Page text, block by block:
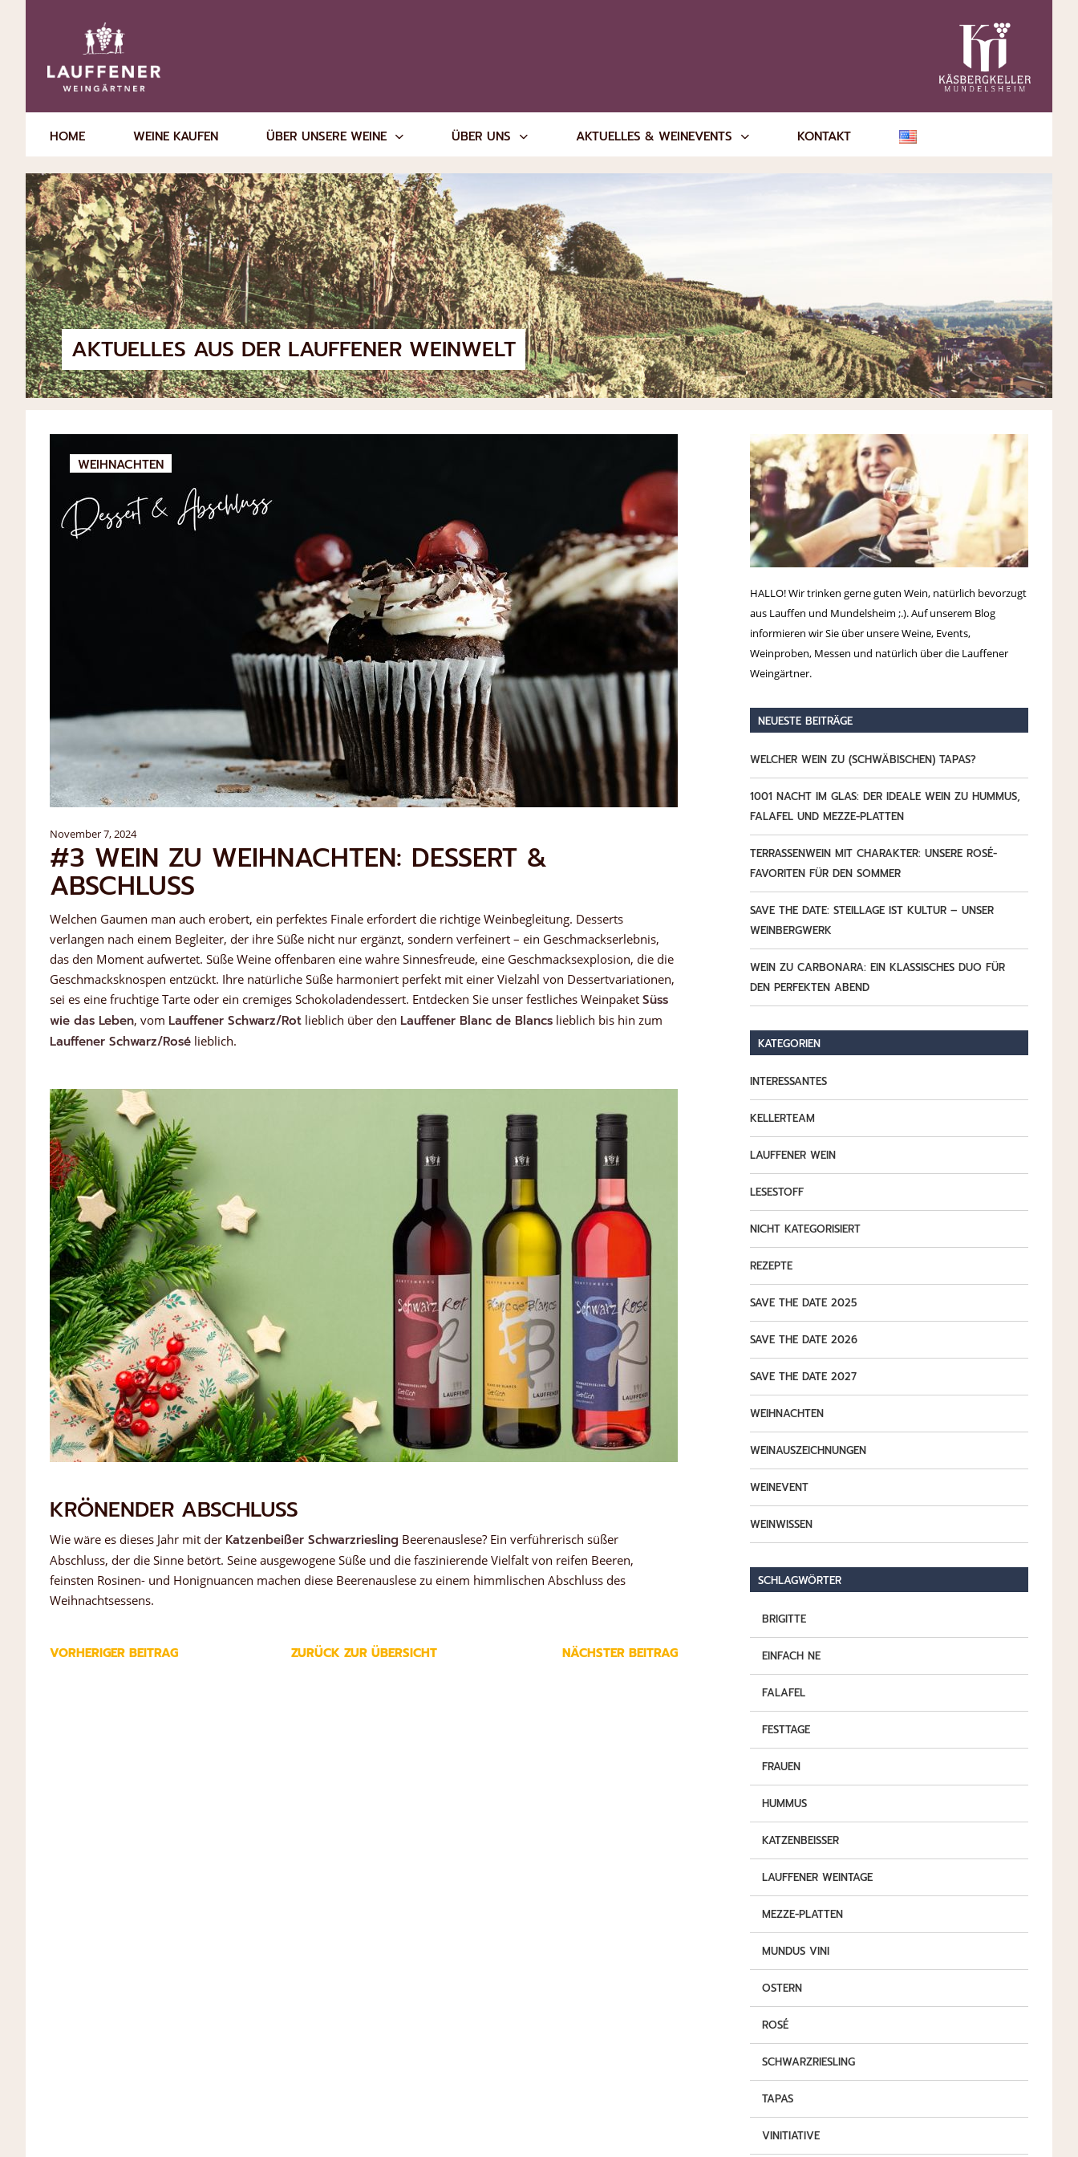
HOME WEINE KAUFEN ÜBER UNSERE WEINE ÜBER UNS AKTUELLES & WEINEVENTS KONTAKT
AKTUELLES AUS DER LAUFFENER WEINWELT
WEIHNACHTEN
November 7, 2024
#3 WEIN ZU WEIHNACHTEN: DESSERT &
ABSCHLUSS
Welchen Gaumen man auch erobert, ein perfektes Finale erfordert die richtige Weinbegleitung. Desserts
verlangen nach einem Begleiter, der ihre Süße nicht nur ergänzt, sondern verfeinert – ein Geschmackserlebnis,
das den Moment aufwertet. Süße Weine offenbaren eine wahre Sinnesfreude, eine Geschmacksexplosion, die die
Geschmacksknospen entzückt. Ihre natürliche Süße harmoniert perfekt mit einer Vielzahl von Dessertvariationen,
sei es eine fruchtige Tarte oder ein cremiges Schokoladendessert. Entdecken Sie unser festliches Weinpaket Süss
wie das Leben, vom Lauffener Schwarz/Rot lieblich über den Lauffener Blanc de Blancs lieblich bis hin zum
Lauffener Schwarz/Rosé lieblich.
KRÖNENDER ABSCHLUSS
Wie wäre es dieses Jahr mit der Katzenbeißer Schwarzriesling Beerenauslese? Ein verführerisch süßer
Abschluss, der die Sinne betört. Seine ausgewogene Süße und die faszinierende Vielfalt von reifen Beeren,
feinsten Rosinen- und Honignuancen machen diese Beerenauslese zu einem himmlischen Abschluss des
Weihnachtsessens.
VORHERIGER BEITRAG ZURÜCK ZUR ÜBERSICHT NÄCHSTER BEITRAG
HALLO! Wir trinken gerne guten Wein, natürlich bevorzugt
aus Lauffen und Mundelsheim ;.). Auf unserem Blog
informieren wir Sie über unsere Weine, Events,
Weinproben, Messen und natürlich über die Lauffener
Weingärtner.
NEUESTE BEITRÄGE
WELCHER WEIN ZU (SCHWÄBISCHEN) TAPAS?
1001 NACHT IM GLAS: DER IDEALE WEIN ZU HUMMUS,
FALAFEL UND MEZZE-PLATTEN
TERRASSENWEIN MIT CHARAKTER: UNSERE ROSÉ-
FAVORITEN FÜR DEN SOMMER
SAVE THE DATE: STEILLAGE IST KULTUR – UNSER
WEINBERGWERK
WEIN ZU CARBONARA: EIN KLASSISCHES DUO FÜR
DEN PERFEKTEN ABEND
KATEGORIEN
INTERESSANTES
KELLERTEAM
LAUFFENER WEIN
LESESTOFF
NICHT KATEGORISIERT
REZEPTE
SAVE THE DATE 2025
SAVE THE DATE 2026
SAVE THE DATE 2027
WEIHNACHTEN
WEINAUSZEICHNUNGEN
WEINEVENT
WEINWISSEN
SCHLAGWÖRTER
BRIGITTE
EINFACH NE
FALAFEL
FESTTAGE
FRAUEN
HUMMUS
KATZENBEISSER
LAUFFENER WEINTAGE
MEZZE-PLATTEN
MUNDUS VINI
OSTERN
ROSÉ
SCHWARZRIESLING
TAPAS
VINITIATIVE